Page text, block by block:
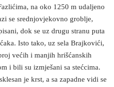
na oko 1250 m udaljeno
se srednjovjekovno groblje,
dok se uz drugu stranu puta
Isto tako, uz sela Brajkovići,
većih i manjih hrišćanskih
i bili su izmješani sa stećcima.
je krst, a sa zapadne vidi se